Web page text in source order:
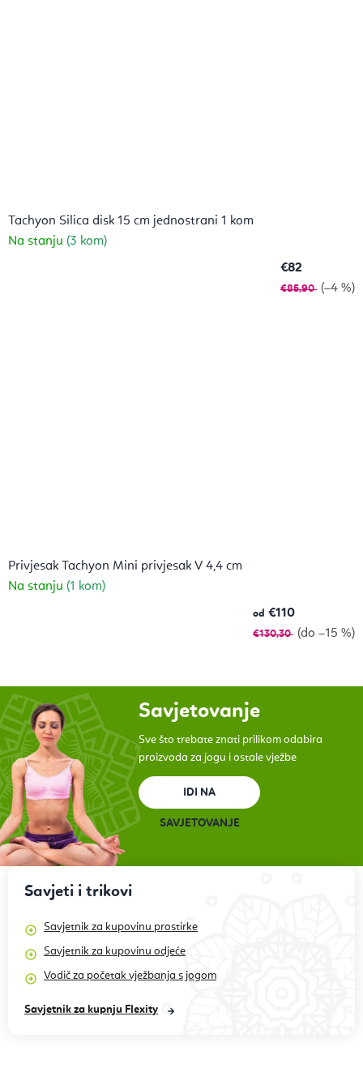
Tachyon Silica disk 15 cm jednostrani 1 kom
Na stanju (3 kom)
€82
€85,90 (–4 %)
Privjesak Tachyon Mini privjesak V 4,4 cm
Na stanju (1 kom)
od €110
€130,30 (do –15 %)
Savjetovanje
Sve što trebate znati prilikom odabira
proizvoda za jogu i ostale vježbe
IDI NA
SAVJETOVANJE
Savjeti i trikovi
Savjetnik za kupovinu prostirke
Savjetnik za kupovinu odjeće
Vodič za početak vježbanja s jogom
Savjetnik za kupnju Flexity